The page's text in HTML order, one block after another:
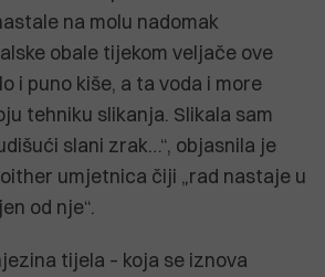
na molu nadomak
obale tijekom veljače ove
i puno kiše, a ta voda i more
tehniku slikanja. Slikala sam
slani zrak…“, objasnila je
umjetnica čiji „rad nastaje u
od nje“.
tijela – koja se iznova